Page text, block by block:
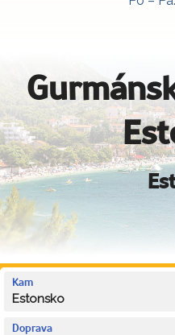
Kam
Estonsko
Doprava